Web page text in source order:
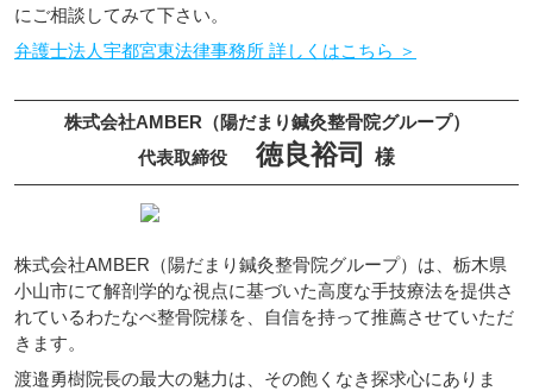
にご相談してみて下さい。
弁護士法人宇都宮東法律事務所 詳しくはこちら ＞
株式会社AMBER（陽だまり鍼灸整骨院グループ）
代表取締役
徳良裕司 様
株式会社AMBER（陽だまり鍼灸整骨院グループ）は、栃木県
小山市にて解剖学的な視点に基づいた高度な手技療法を提供さ
れているわたなべ整骨院様を、自信を持って推薦させていただ
きます。
渡邉勇樹院長の最大の魅力は、その飽くなき探求心にありま